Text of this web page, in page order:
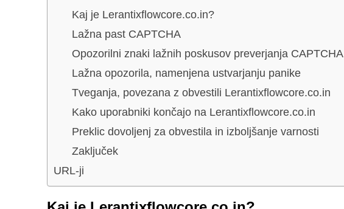
Kaj je Lerantixflowcore.co.in?
Lažna past CAPTCHA
Opozorilni znaki lažnih poskusov preverjanja CAPTCHA
Lažna opozorila, namenjena ustvarjanju panike
Tveganja, povezana z obvestili Lerantixflowcore.co.in
Kako uporabniki končajo na Lerantixflowcore.co.in
Preklic dovoljenj za obvestila in izboljšanje varnosti
Zaključek
URL-ji